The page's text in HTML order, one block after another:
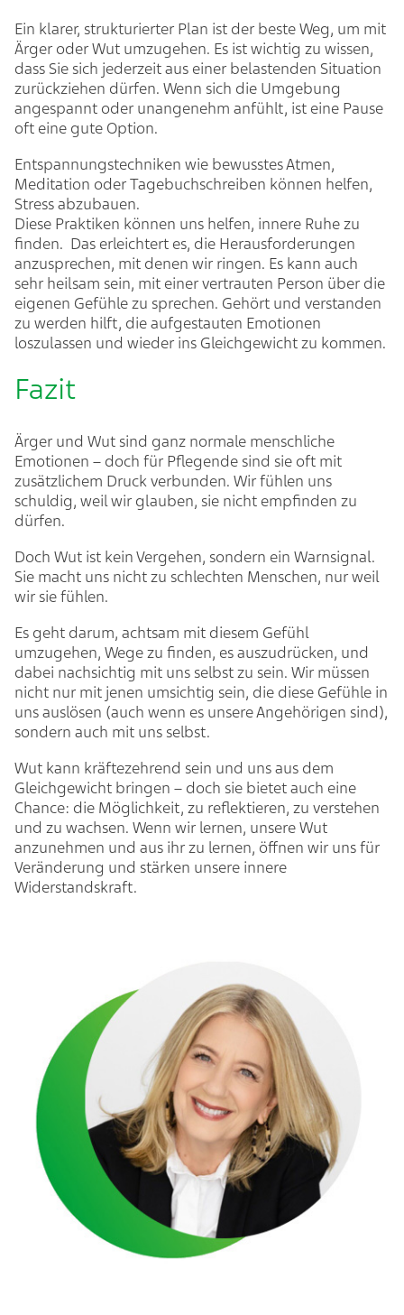
Ein klarer, strukturierter Plan ist der beste Weg, um mit
Ärger oder Wut umzugehen. Es ist wichtig zu wissen,
dass Sie sich jederzeit aus einer belastenden Situation
zurückziehen dürfen. Wenn sich die Umgebung
angespannt oder unangenehm anfühlt, ist eine Pause
oft eine gute Option.
Entspannungstechniken wie bewusstes Atmen,
Meditation oder Tagebuchschreiben können helfen,
Stress abzubauen.
Diese Praktiken können uns helfen, innere Ruhe zu
finden. Das erleichtert es, die Herausforderungen
anzusprechen, mit denen wir ringen. Es kann auch
sehr heilsam sein, mit einer vertrauten Person über die
eigenen Gefühle zu sprechen. Gehört und verstanden
zu werden hilft, die aufgestauten Emotionen
loszulassen und wieder ins Gleichgewicht zu kommen.
Fazit
Ärger und Wut sind ganz normale menschliche
Emotionen – doch für Pflegende sind sie oft mit
zusätzlichem Druck verbunden. Wir fühlen uns
schuldig, weil wir glauben, sie nicht empfinden zu
dürfen.
Doch Wut ist kein Vergehen, sondern ein Warnsignal.
Sie macht uns nicht zu schlechten Menschen, nur weil
wir sie fühlen.
Es geht darum, achtsam mit diesem Gefühl
umzugehen, Wege zu finden, es auszudrücken, und
dabei nachsichtig mit uns selbst zu sein. Wir müssen
nicht nur mit jenen umsichtig sein, die diese Gefühle in
uns auslösen (auch wenn es unsere Angehörigen sind),
sondern auch mit uns selbst.
Wut kann kräftezehrend sein und uns aus dem
Gleichgewicht bringen – doch sie bietet auch eine
Chance: die Möglichkeit, zu reflektieren, zu verstehen
und zu wachsen. Wenn wir lernen, unsere Wut
anzunehmen und aus ihr zu lernen, öffnen wir uns für
Veränderung und stärken unsere innere
Widerstandskraft.